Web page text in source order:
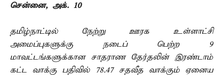
சென்னை, அக். 10 –
தமிழ்நாட்டில் நேற்று ஊரக உள்ளாட்சி
அமைப்புகளுக்கு நடைப் பெற்ற 9
மாவட்டங்களுக்கான சாதராண தேர்தலின் இரண்டாம்
கட்ட வாக்கு பதிவில் 78.47 சதவீத வாக்கும் ஏனைய